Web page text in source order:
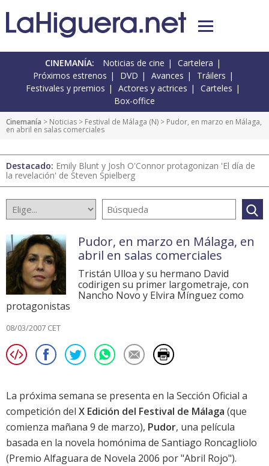
CINEMANÍA: Noticias de cine
Cartelera
Próximos estrenos
DVD Avances
Tráilers
Festivales y premios
Actores y actrices
Carteles
Box-office
Cinemanía > Noticias > Festival de Málaga (N) > Pudor, en marzo en Málaga,
en abril en salas comerciales
Destacado: Emily Blunt y Josh O'Connor protagonizan 'El día de
la revelación' de Steven Spielberg
Pudor, en marzo en Málaga, en
abril en salas comerciales
Tristán Ulloa y su hermano David
codirigen su primer largometraje, con
Nancho Novo y Elvira Mínguez como
protagonistas
08/03/2007 CET
La próxima semana se presenta en la Sección Oficial a
competición del X Edición del Festival de Málaga (que
comienza mañana 9 de marzo), Pudor, una película
basada en la novela homónima de Santiago Roncagliolo
(Premio Alfaguara de Novela 2006 por "Abril Rojo").